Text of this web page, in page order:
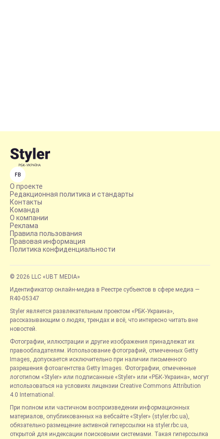
FB
О проекте
Редакционная политика и стандарты
Контакты
Команда
О компании
Реклама
Правила пользования
Правовая информация
Политика конфиденциальности
© 2026 LLC «UBT MEDIA»
Идентификатор онлайн-медиа в Реестре субъектов в сфере медиа —
R40-05347
Styler является развлекательным проектом «РБК-Украина»,
рассказывающим о людях, трендах и всё, что интересно читать вне
новостей.
Фотографии, иллюстрации и другие изображения принадлежат их
правообладателям. Использование фотографий, отмеченных Getty
Images, допускается исключительно при наличии письменного
разрешения фотоагентства Getty Images. Фотографии, отмеченные
логотипом «Styler» или подписанные «Styler» или «РБК-Украина», могут
использоваться на условиях лицензии Creative Commons Attribution
4.0 International.
При полном или частичном воспроизведении информационных
материалов, опубликованных на вебсайте «Styler» (styler.rbc.ua),
обязательно размещение активной гиперссылки на styler.rbc.ua,
открытой для индексации поисковыми системами. Такая гиперссылка